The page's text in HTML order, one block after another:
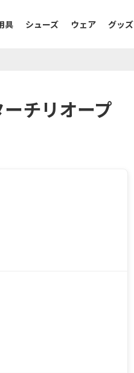
具 シューズ ウェア グッズ
チリオープ